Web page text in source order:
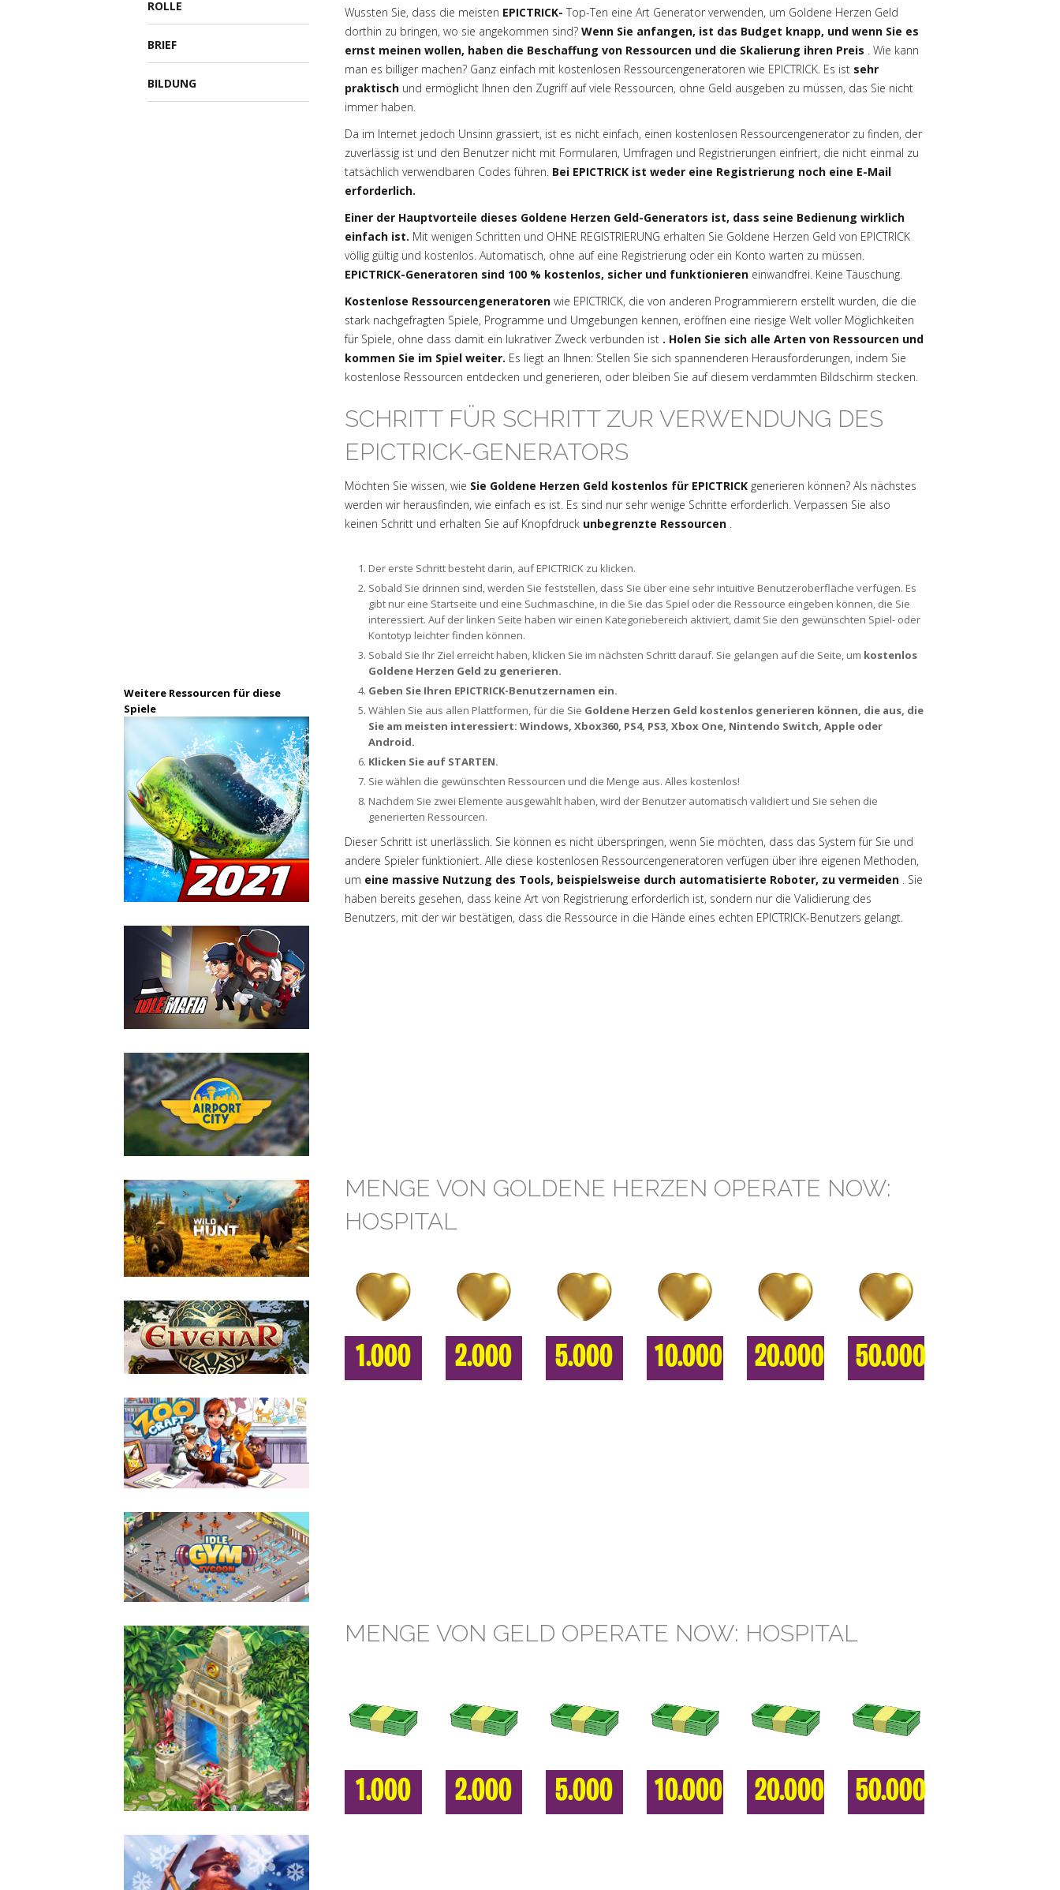
ROLLE
BRIEF
BILDUNG
Weitere Ressourcen für diese
Spiele
Wussten Sie, dass die meisten EPICTRICK- Top-Ten eine Art Generator verwenden, um Goldene Herzen Geld
dorthin zu bringen, wo sie angekommen sind? Wenn Sie anfangen, ist das Budget knapp, und wenn Sie es
ernst meinen wollen, haben die Beschaffung von Ressourcen und die Skalierung ihren Preis . Wie kann
man es billiger machen? Ganz einfach mit kostenlosen Ressourcengeneratoren wie EPICTRICK. Es ist sehr
praktisch und ermöglicht Ihnen den Zugriff auf viele Ressourcen, ohne Geld ausgeben zu müssen, das Sie nicht
immer haben.
Da im Internet jedoch Unsinn grassiert, ist es nicht einfach, einen kostenlosen Ressourcengenerator zu finden, der
zuverlässig ist und den Benutzer nicht mit Formularen, Umfragen und Registrierungen einfriert, die nicht einmal zu
tatsächlich verwendbaren Codes führen. Bei EPICTRICK ist weder eine Registrierung noch eine E-Mail
erforderlich.
Einer der Hauptvorteile dieses Goldene Herzen Geld-Generators ist, dass seine Bedienung wirklich
einfach ist. Mit wenigen Schritten und OHNE REGISTRIERUNG erhalten Sie Goldene Herzen Geld von EPICTRICK
völlig gültig und kostenlos. Automatisch, ohne auf eine Registrierung oder ein Konto warten zu müssen.
EPICTRICK-Generatoren sind 100 % kostenlos, sicher und funktionieren einwandfrei. Keine Täuschung.
Kostenlose Ressourcengeneratoren wie EPICTRICK, die von anderen Programmierern erstellt wurden, die die
stark nachgefragten Spiele, Programme und Umgebungen kennen, eröffnen eine riesige Welt voller Möglichkeiten
für Spiele, ohne dass damit ein lukrativer Zweck verbunden ist . Holen Sie sich alle Arten von Ressourcen und
kommen Sie im Spiel weiter. Es liegt an Ihnen: Stellen Sie sich spannenderen Herausforderungen, indem Sie
kostenlose Ressourcen entdecken und generieren, oder bleiben Sie auf diesem verdammten Bildschirm stecken.
SCHRITT FÜR SCHRITT ZUR VERWENDUNG DES
EPICTRICK-GENERATORS
Möchten Sie wissen, wie Sie Goldene Herzen Geld kostenlos für EPICTRICK generieren können? Als nächstes
werden wir herausfinden, wie einfach es ist. Es sind nur sehr wenige Schritte erforderlich. Verpassen Sie also
keinen Schritt und erhalten Sie auf Knopfdruck unbegrenzte Ressourcen .
Der erste Schritt besteht darin, auf EPICTRICK zu klicken.
Sobald Sie drinnen sind, werden Sie feststellen, dass Sie über eine sehr intuitive Benutzeroberfläche verfügen. Es
gibt nur eine Startseite und eine Suchmaschine, in die Sie das Spiel oder die Ressource eingeben können, die Sie
interessiert. Auf der linken Seite haben wir einen Kategoriebereich aktiviert, damit Sie den gewünschten Spiel- oder
Kontotyp leichter finden können.
Sobald Sie Ihr Ziel erreicht haben, klicken Sie im nächsten Schritt darauf. Sie gelangen auf die Seite, um kostenlos
Goldene Herzen Geld zu generieren.
Geben Sie Ihren EPICTRICK-Benutzernamen ein.
Wählen Sie aus allen Plattformen, für die Sie Goldene Herzen Geld kostenlos generieren können, die aus, die
Sie am meisten interessiert: Windows, Xbox360, PS4, PS3, Xbox One, Nintendo Switch, Apple oder
Android.
Klicken Sie auf STARTEN.
Sie wählen die gewünschten Ressourcen und die Menge aus. Alles kostenlos!
Nachdem Sie zwei Elemente ausgewählt haben, wird der Benutzer automatisch validiert und Sie sehen die
generierten Ressourcen.
Dieser Schritt ist unerlässlich. Sie können es nicht überspringen, wenn Sie möchten, dass das System für Sie und
andere Spieler funktioniert. Alle diese kostenlosen Ressourcengeneratoren verfügen über ihre eigenen Methoden,
um eine massive Nutzung des Tools, beispielsweise durch automatisierte Roboter, zu vermeiden . Sie
haben bereits gesehen, dass keine Art von Registrierung erforderlich ist, sondern nur die Validierung des
Benutzers, mit der wir bestätigen, dass die Ressource in die Hände eines echten EPICTRICK-Benutzers gelangt.
MENGE VON GOLDENE HERZEN OPERATE NOW:
HOSPITAL
1.000 2.000 5.000 10.000 20.000 50.000
MENGE VON GELD OPERATE NOW: HOSPITAL
1.000 2.000 5.000 10.000 20.000 50.000